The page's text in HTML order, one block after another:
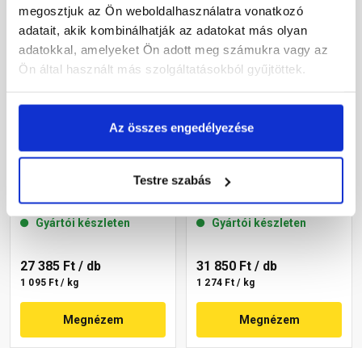
megosztjuk az Ön weboldalhasználatra vonatkozó
adatait, akik kombinálhatják az adatokat más olyan
adatokkal, amelyeket Ön adott meg számukra vagy az
Ön által használt más szolgáltatásokból gyűjtöttek.
Az összes engedélyezése
Testre szabás
Masterplast
16-C 25 kg
Gyártói készleten
27 385 Ft / db
1 095 Ft / kg
Megnézem
Masterplast
Thermomaster akril
07-C 25 kg
Gyártói készleten
31 850 Ft / db
1 274 Ft / kg
Megnézem